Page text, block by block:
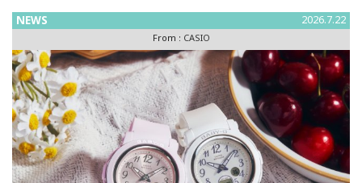
NEWS 2026.7.22
From : CASIO